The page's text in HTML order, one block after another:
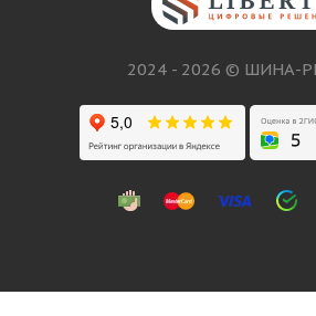
2024 - 2026 © ШИНА-